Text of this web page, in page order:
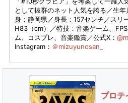
として抜群のネット人気を誇る／生
身：静岡県／身長：157センチ／スリ
H83（cm）／特技：音楽ゲーム、
ム、コスプレ、音楽鑑賞／公式X：
Instagram： ＠mizuyunosan_
プロテ